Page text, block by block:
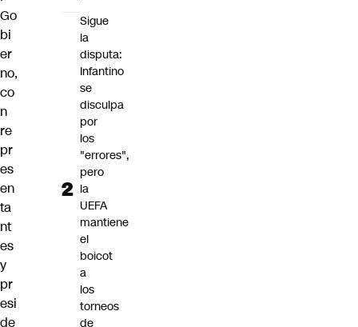
Go
bi
er
no,
co
n
re
pr
es
en
ta
nt
es
y
pr
esi
de
Sigue
la
disputa:
Infantino
se
disculpa
por
los
"errores",
pero
la
UEFA
mantiene
el
boicot
a
los
torneos
de